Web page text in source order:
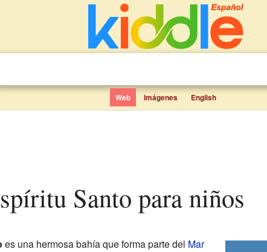
Web Imágenes English
Santo para niños
es una hermosa bahía que forma parte del Mar